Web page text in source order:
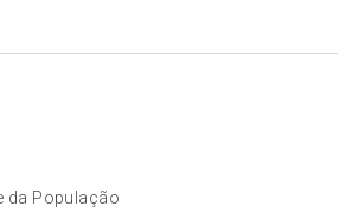
da População